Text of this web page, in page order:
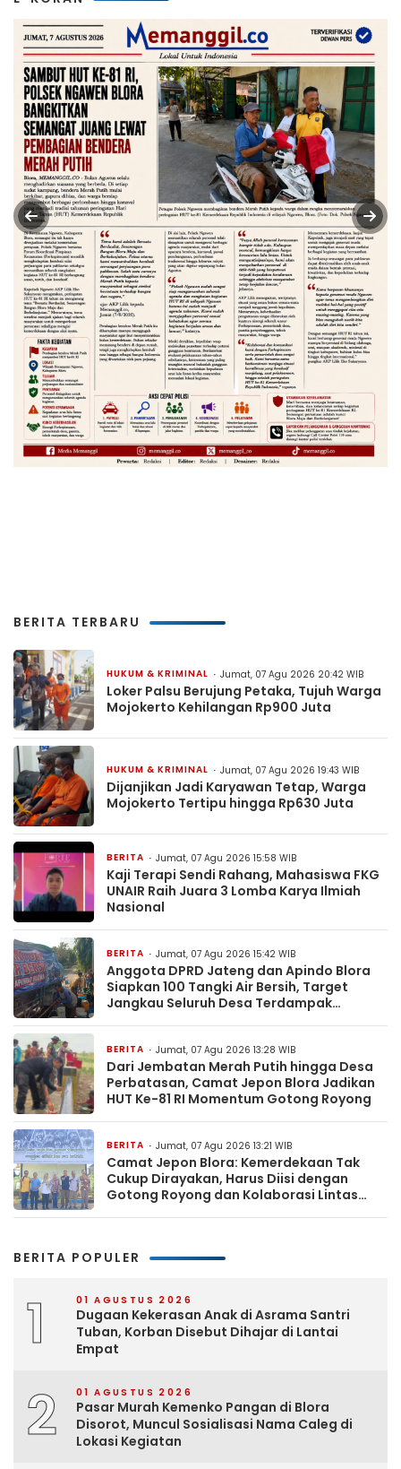
BERITA TERBARU
HUKUM & KRIMINAL Jumat, 07 Agu 2026 20:42 WIB
Loker Palsu Berujung Petaka, Tujuh Warga
Mojokerto Kehilangan Rp900 Juta
HUKUM & KRIMINAL Jumat, 07 Agu 2026 19:43 WIB
Dijanjikan Jadi Karyawan Tetap, Warga
Mojokerto Tertipu hingga Rp630 Juta
BERITA Jumat, 07 Agu 2026 15:58 WIB
Kaji Terapi Sendi Rahang, Mahasiswa FKG
UNAIR Raih Juara 3 Lomba Karya Ilmiah
Nasional
BERITA Jumat, 07 Agu 2026 15:42 WIB
Anggota DPRD Jateng dan Apindo Blora
Siapkan 100 Tangki Air Bersih, Target
Jangkau Seluruh Desa Terdampak
BERITA Jumat, 07 Agu 2026 13:28 WIB
Dari Jembatan Merah Putih hingga Desa
Perbatasan, Camat Jepon Blora Jadikan
HUT Ke-81 RI Momentum Gotong Royong
BERITA Jumat, 07 Agu 2026 13:21 WIB
Camat Jepon Blora: Kemerdekaan Tak
Cukup Dirayakan, Harus Diisi dengan
Gotong Royong dan Kolaborasi Lintas
BERITA POPULER
1 01 AGUSTUS 2026
Dugaan Kekerasan Anak di Asrama Santri
Tuban, Korban Disebut Dihajar di Lantai
Empat
2 01 AGUSTUS 2026
Pasar Murah Kemenko Pangan di Blora
Disorot, Muncul Sosialisasi Nama Caleg di
Lokasi Kegiatan